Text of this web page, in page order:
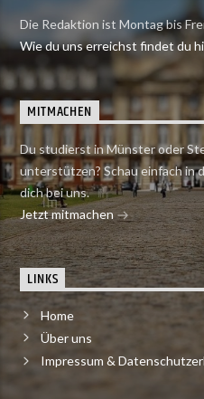
Die Redaktion ist Montag bis
Wie du uns erreichst findet du
MITMACHEN
Du studierst in Münster oder
unterstützen? Schau einfach in
dich bei uns.
Jetzt mitmachen
LINKS
Home
Über uns
Impressum &